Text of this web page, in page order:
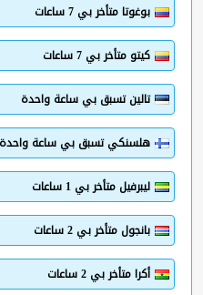
بوغوتا متأخر بي 7 ساعات
كيتو متأخر بي 7 ساعات
تالين تسبق بي ساعة واحدة
هلسنكي تسبق بي ساعة واحدة
ليبرفيل متأخر بي 1 ساعات
بانجول متأخر بي 2 ساعات
أكرا متأخر بي 2 ساعات